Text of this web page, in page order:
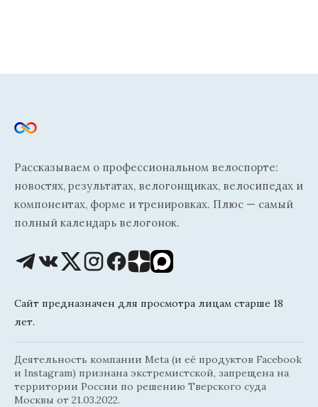
Рассказываем о профессиональном велоспорте:
новостях, результатах, велогонщиках, велосипедах и
компонентах, форме и тренировках. Плюс — самый
полный календарь велогонок.
Сайт предназначен для просмотра лицам старше 18
лет.
Деятельность компании Meta (и её продуктов Facebook
и Instagram) признана экстремистской, запрещена на
территории России по решению Тверского суда
Москвы от 21.03.2022.